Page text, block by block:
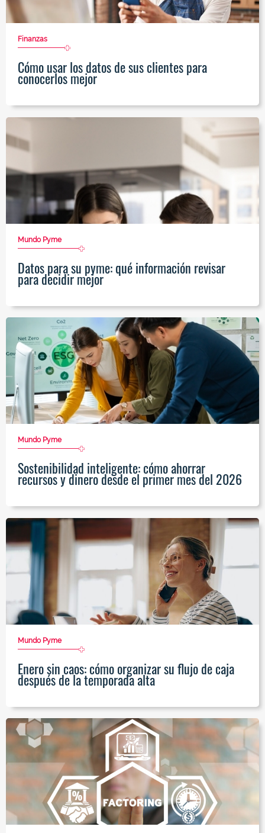
Finanzas
Cómo usar los datos de sus clientes para
conocerlos mejor
Mundo Pyme
Datos para su pyme: qué información revisar
para decidir mejor
Mundo Pyme
Sostenibilidad inteligente: cómo ahorrar
recursos y dinero desde el primer mes del 2026
Mundo Pyme
Enero sin caos: cómo organizar su flujo de caja
después de la temporada alta